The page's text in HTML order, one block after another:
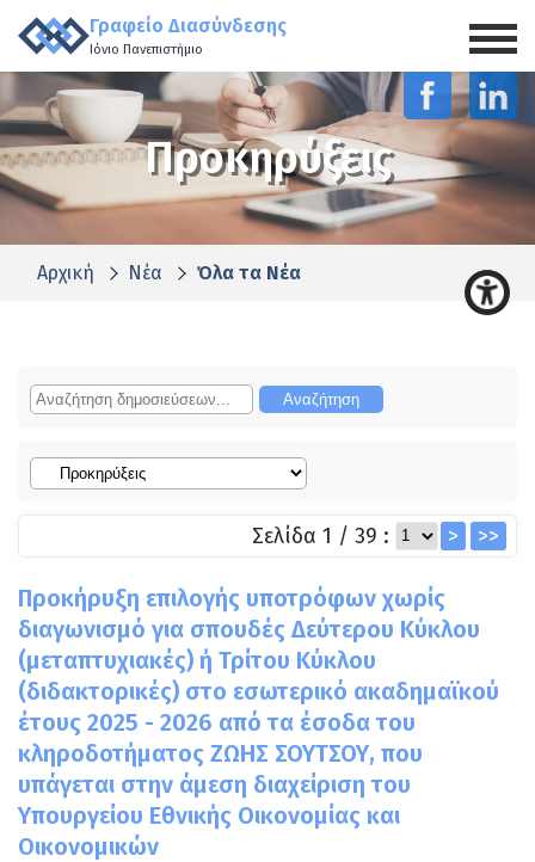
Γραφείο Διασύνδεσης
Ιόνιο Πανεπιστήμιο
Προκηρύξεις
Αρχική Νέα Όλα τα Νέα
Σελίδα 1 / 39 : > >>
Προκήρυξη επιλογής υποτρόφων χωρίς
διαγωνισμό για σπουδές Δεύτερου Κύκλου
(μεταπτυχιακές) ή Τρίτου Κύκλου
(διδακτορικές) στο εσωτερικό ακαδημαϊκού
έτους 2025 - 2026 από τα έσοδα του
κληροδοτήματος ΖΩΗΣ ΣΟΥΤΣΟΥ, που
υπάγεται στην άμεση διαχείριση του
Υπουργείου Εθνικής Οικονομίας και
Οικονομικών